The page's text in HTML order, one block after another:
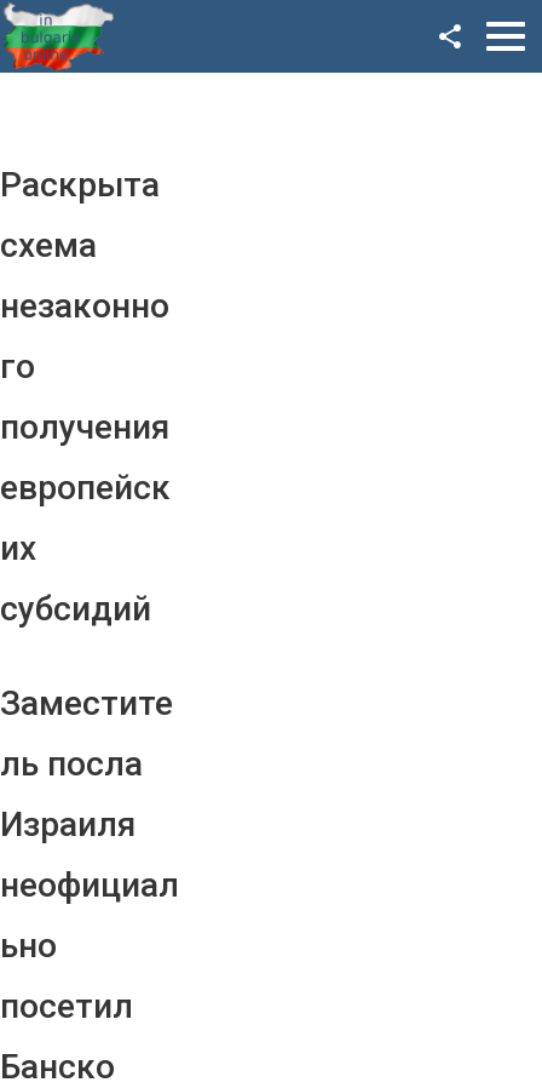
Раскрыта
схема
незаконно
го
получения
европейск
их
субсидий
Заместите
ль посла
Израиля
неофициал
ьно
посетил
Банско